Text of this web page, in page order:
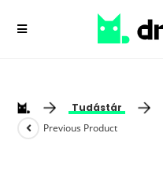
Tudástár
Previous Product